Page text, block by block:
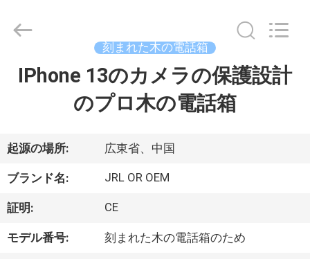
家
品
動
画
2026
Shenzhen
刻まれた木の電話箱
IPhone 13のカメラの保護設計
のプロ木の電話箱
起源の場所: 広東省、中国
ブランド名: JRL OR OEM
証明: CE
モデル番号: 刻まれた木の電話箱のため